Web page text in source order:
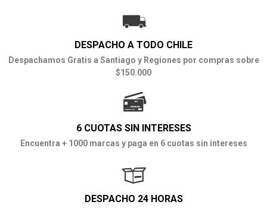
DESPACHO A TODO CHILE
Despachamos Gratis a Santiago y Regiones por compras sobre
$150.000
6 CUOTAS SIN INTERESES
Encuentra + 1000 marcas y paga en 6 cuotas sin intereses
DESPACHO 24 HORAS